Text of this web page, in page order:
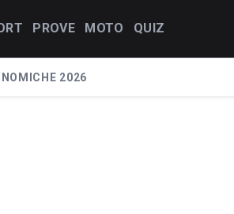
PROVE MOTO QUIZ
2026